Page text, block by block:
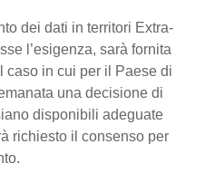
dei dati in territori Extra-
l’esigenza, sarà fornita
caso in cui per il Paese di
una decisione di
disponibili adeguate
richiesto il consenso per